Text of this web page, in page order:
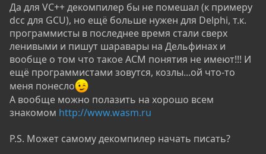
Да для VC++ декомпилер бы не помешал (к примеру
dcc для GCU), но ещё больше нужен для Delphi, т.к.
программисты в последнее время стали сверх
ленивыми и пишут шаравары на Дельфинах и
вообще о том что такое АСМ понятия не имеют!!! И
ещё программистами зовутся, козлы...ой что-то
меня понесло
А вообще можно полазить на хорошо всем
знакомом http://www.wasm.ru
P.S. Может самому декомпилер начать писать?